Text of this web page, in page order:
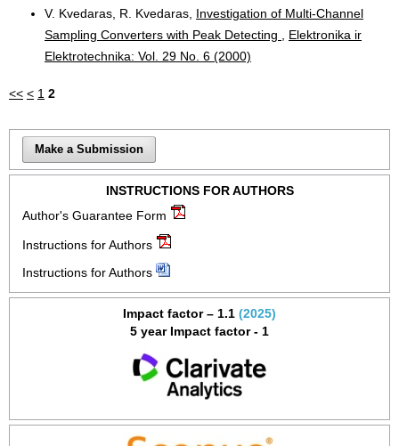
V. Kvedaras, R. Kvedaras, Investigation of Multi-Channel
Sampling Converters with Peak Detecting
Elektronika ir
Elektrotechnika: Vol. 29 No. 6 (2000)
<< < 1 2
Make a Submission
INSTRUCTIONS FOR AUTHORS
Author's Guarantee Form
Instructions for Authors
Instructions for Authors
Impact factor – 1.1 (2025)
5 year Impact factor - 1